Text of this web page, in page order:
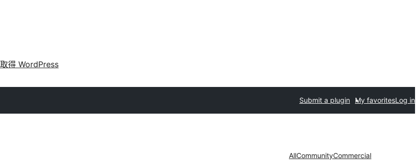
取得 WordPress
Submit a plugin My favoritesLog in
AllCommunityCommercial